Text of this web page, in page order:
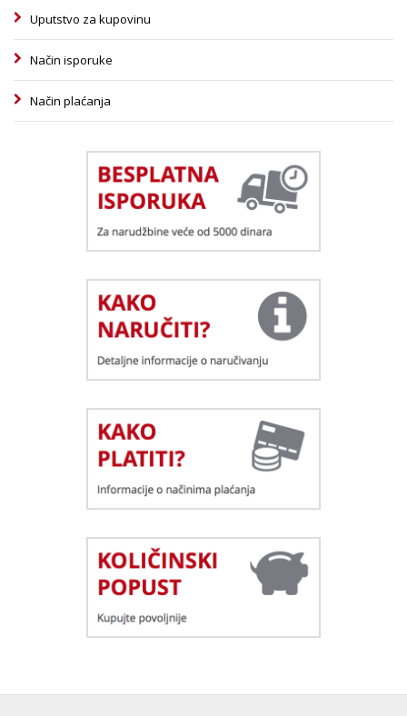
Uputstvo za kupovinu
Način isporuke
Način plaćanja